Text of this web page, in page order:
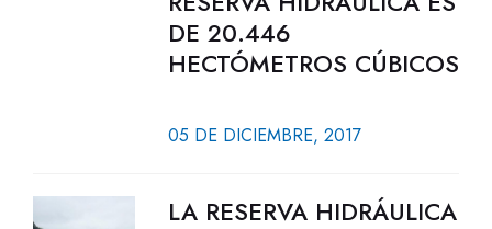
DE 20.446
HECTÓMETROS CÚBICOS
05 DE DICIEMBRE, 2017
LA RESERVA HIDRÁULICA